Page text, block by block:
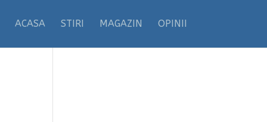
ACASA STIRI MAGAZIN OPINII